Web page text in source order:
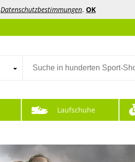
Datenschutzbestimmungen. OK
Laufschuhe